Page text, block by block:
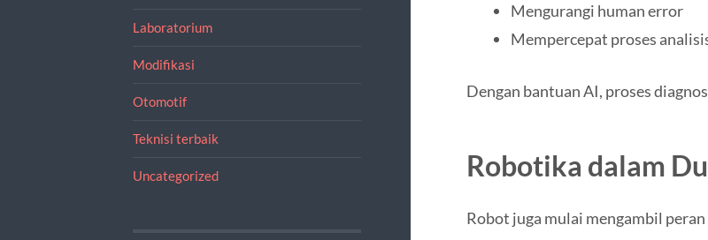
Laboratorium
Modifikasi
Otomotif
Teknisi terbaik
Uncategorized
Mengurangi human error
Mempercepat proses
Dengan bantuan AI, proses
Robotika dalam
Robot juga mulai mengambil